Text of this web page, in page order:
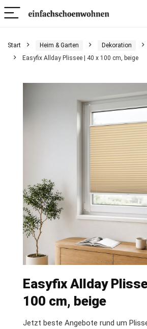
Start Heim & Garten Dekoration
Easyfix Allday Plissee | 40 x 100 cm, beige
Easyfix Allday
100 cm, beige
Jetzt beste Angebote rund um